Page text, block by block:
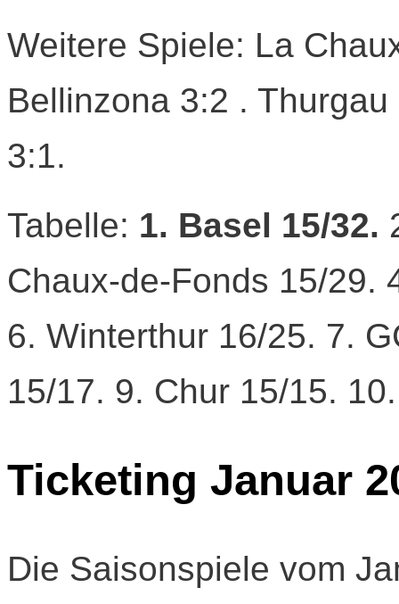
Weitere Spiele: La
Bellinzona 3:2 .
3:1.
Tabelle: 1. Basel 15/32.
Chaux-de-Fonds 15/29.
6. Winterthur 16/25. 7.
15/17. 9. Chur 15/15.
Ticketing Januar
Die Saisonspiele vom